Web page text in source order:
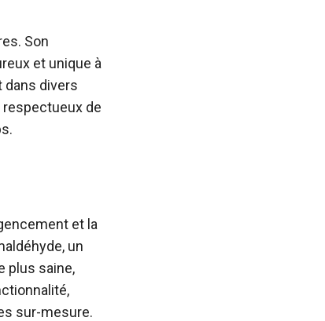
Son
et unique à
dans divers
respectueux de
et la
un
plus saine,
sur-mesure.